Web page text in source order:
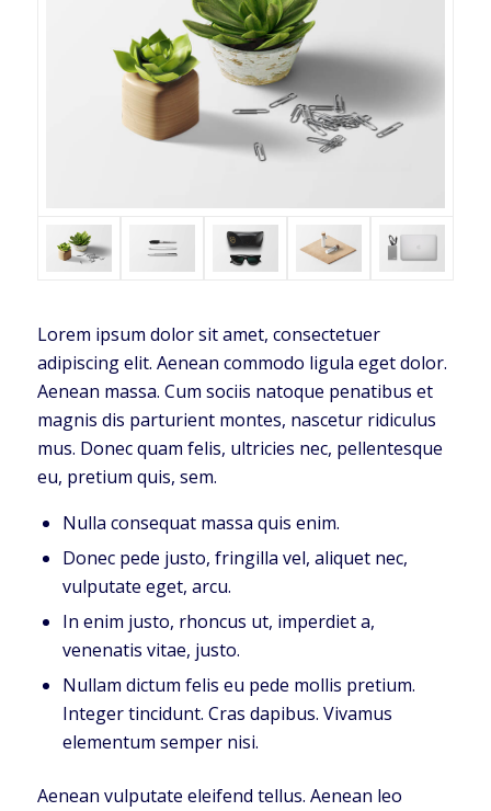
Lorem ipsum dolor sit amet, consectetuer
adipiscing elit. Aenean commodo ligula eget dolor.
Aenean massa. Cum sociis natoque penatibus et
magnis dis parturient montes, nascetur ridiculus
mus. Donec quam felis, ultricies nec, pellentesque
eu, pretium quis, sem.
Nulla consequat massa quis enim.
Donec pede justo, fringilla vel, aliquet nec,
vulputate eget, arcu.
In enim justo, rhoncus ut, imperdiet a,
venenatis vitae, justo.
Nullam dictum felis eu pede mollis pretium.
Integer tincidunt. Cras dapibus. Vivamus
elementum semper nisi.
Aenean vulputate eleifend tellus. Aenean leo